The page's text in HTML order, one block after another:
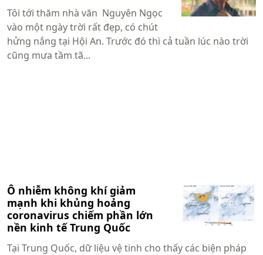
Tôi tới thăm nhà văn Nguyên Ngọc
vào một ngày trời rất đẹp, có chút
hửng nắng tại Hội An. Trước đó thì cả tuần lúc nào trời
cũng mưa tầm tã...
Ô nhiễm không khí giảm
mạnh khi khủng hoảng
coronavirus chiếm phần lớn
nền kinh tế Trung Quốc
Tại Trung Quốc, dữ liệu vệ tinh cho thấy các biện pháp